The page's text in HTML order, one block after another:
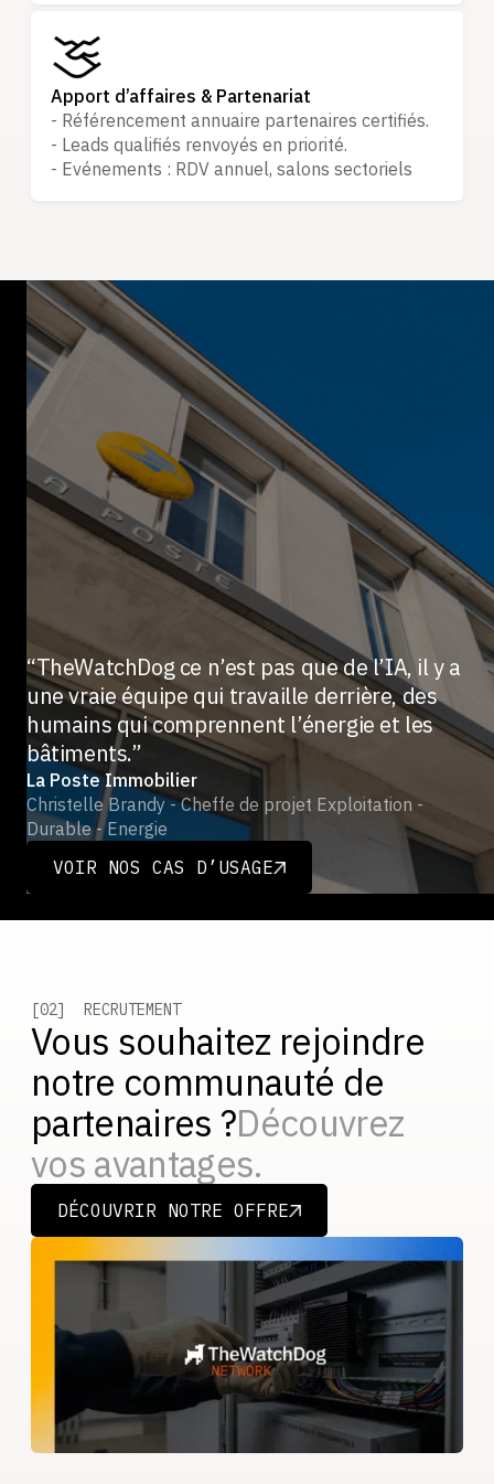
Apport d’affaires & Partenariat
- Référencement annuaire partenaires certifiés.
- Leads qualifiés renvoyés en priorité.
- Evénements : RDV annuel, salons sectoriels
“TheWatchDog ce n’est pas que de l’IA, il y a
une vraie équipe qui travaille derrière, des
humains qui comprennent l’énergie et les
bâtiments.”
La Poste Immobilier
Christelle Brandy - Cheffe de projet Exploitation -
Durable - Energie
VOIR NOS CAS D’USAGE
[02] RECRUTEMENT
Vous souhaitez rejoindre
notre communauté de
partenaires ?Découvrez
vos avantages.
DÉCOUVRIR NOTRE OFFRE
DÉCOUVRIR NOTRE OFFRE